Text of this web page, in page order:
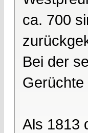
ca. 700
Bei der
Als 1813